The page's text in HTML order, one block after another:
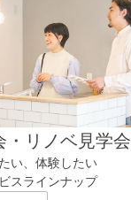
・リノベ見学会
い、体験したい
スラインナップ